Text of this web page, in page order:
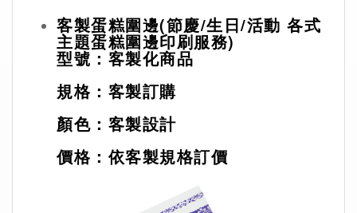
客製蛋糕圍邊(節慶/生日/活動 各式
主題蛋糕圍邊印刷服務)
型號：客製化商品
規格：客製訂購
顏色：客製設計
價格：依客製規格訂價